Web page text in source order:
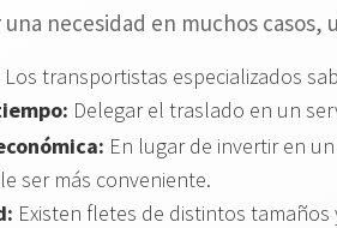
una necesidad en muchos
Los transportistas especializados
Delegar el traslado en un
En lugar de invertir en
ser más conveniente.
Existen fletes de distintos